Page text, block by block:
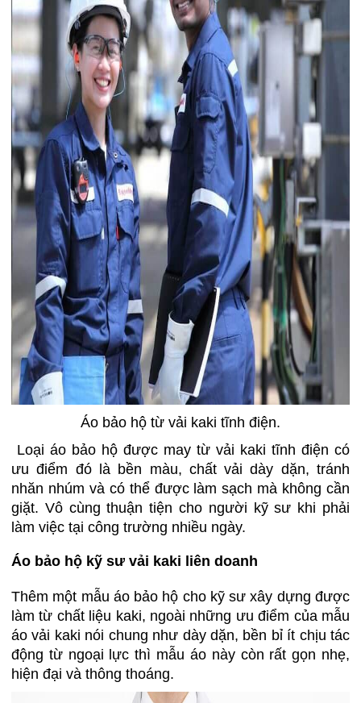
Áo bảo hộ từ vải kaki tĩnh điện.
Loại áo bảo hộ được may từ vải kaki tĩnh điện có
ưu điểm đó là bền màu, chất vải dày dặn, tránh
nhăn nhúm và có thể được làm sạch mà không cần
giặt. Vô cùng thuận tiện cho người kỹ sư khi phải
làm việc tại công trường nhiều ngày.
Áo bảo hộ kỹ sư vải kaki liên doanh
Thêm một mẫu áo bảo hộ cho kỹ sư xây dựng được
làm từ chất liệu kaki, ngoài những ưu điểm của mẫu
áo vải kaki nói chung như dày dặn, bền bỉ ít chịu tác
động từ ngoại lực thì mẫu áo này còn rất gọn nhẹ,
hiện đại và thông thoáng.